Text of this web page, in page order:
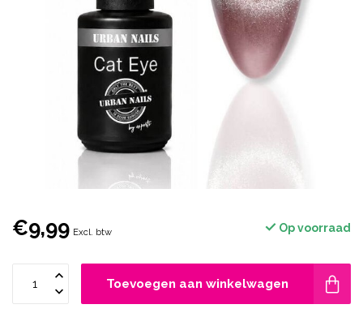
€9,99 Excl. btw Op voorraad
Toevoegen aan winkelwagen